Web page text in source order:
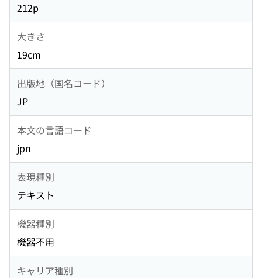
212p
大きさ
19cm
出版地（国名コード）
JP
本文の言語コード
jpn
表現種別
テキスト
機器種別
機器不用
キャリア種別